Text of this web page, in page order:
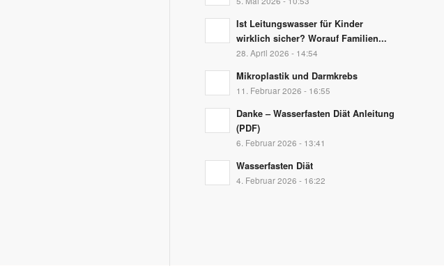
Ist Leitungswasser für Kinder
wirklich sicher? Worauf Familien...
28. April 2026 - 14:54
Mikroplastik und Darmkrebs
11. Februar 2026 - 16:55
Danke – Wasserfasten Diät Anleitung
(PDF)
6. Februar 2026 - 13:41
Wasserfasten Diät
4. Februar 2026 - 16:22